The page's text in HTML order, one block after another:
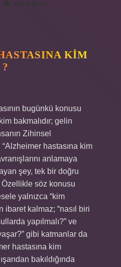
KIM
bugünkü konusu
bakmalıdır; gelin
Zihinsel
hastasına kim
anlamaya
şey, tek bir doğru
Özellikle söz konusu
yalnızca “kim
ibaret kalmaz; “nasıl biri
yapılmalı?” ve
gibi katmanlar da
hastasına kim
bakıldığında